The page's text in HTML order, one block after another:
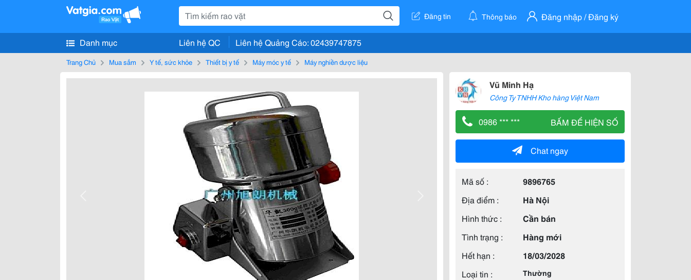
Đăng tin Thông báo Đăng nhập / Đăng ký
Danh mục Liên hệ QC Liên hệ Quảng Cáo: 02439747875
Trang Chủ Mua sắm Y tế, sức khỏe Thiết bị y tế Máy móc y tế Máy nghiền dược liệu
Vũ Minh Hạ
Công Ty TNHH Kho hàng Việt Nam
0986 *** *** BẤM ĐỂ HIỆN SỐ
Chat ngay
Mã số :
9896765
Địa điểm :
Hà Nội
Hình thức :
Cần bán
Tình trạng :
Hàng mới
Hết hạn :
18/03/2028
Loại tin :
Thường